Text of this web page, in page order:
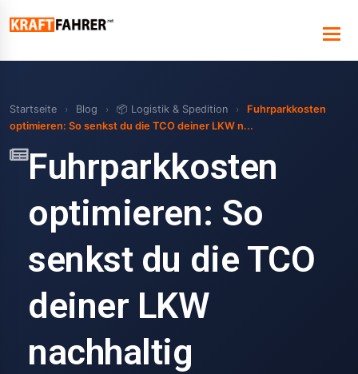
Startseite › Blog › 📦 Logistik & Spedition ›
Fuhrparkkosten
optimieren: So senkst du die TCO deiner LKW n...
Fuhrparkkosten
optimieren: So
senkst du die TCO
deiner LKW
nachhaltig